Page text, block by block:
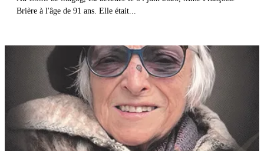
Brière à l'âge de 91 ans. Elle était...